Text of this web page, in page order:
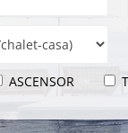
ASCENSOR